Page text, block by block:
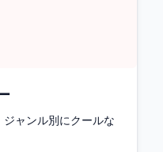
ャンル別にクールな